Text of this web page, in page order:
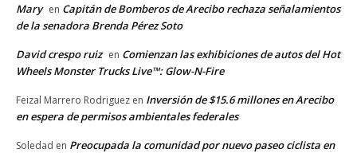
Mary en Capitán de Bomberos de Arecibo rechaza señalamientos
de la senadora Brenda Pérez Soto
David crespo ruiz en Comienzan las exhibiciones de autos del Hot
Wheels Monster Trucks Live™: Glow-N-Fire
Feizal Marrero Rodriguez en Inversión de $15.6 millones en Arecibo
en espera de permisos ambientales federales
Soledad en Preocupada la comunidad por nuevo paseo ciclista en